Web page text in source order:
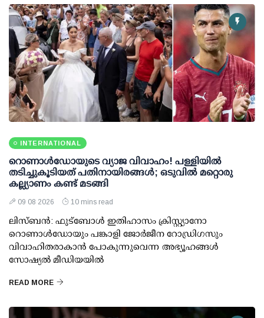
INTERNATIONAL
റൊണാള്‍ഡോയുടെ വ്യാജ വിവാഹം! പള്ളിയില്‍
തടിച്ചുകൂടിയത് പതിനായിരങ്ങള്‍; ഒടുവില്‍ മറ്റൊരു
കല്ല്യാണം കണ്ട് മടങ്ങി
09 08 2026 10 mins read
ലിസ്ബന്‍: ഫുട്‌ബോള്‍ ഇതിഹാസം ക്രിസ്റ്റ്യാനോ
റൊണാള്‍ഡോയും പങ്കാളി ജോര്‍ജീന റോഡ്രിഗസും
വിവാഹിതരാകാന്‍ പോകുന്നുവെന്ന അഭ്യൂഹങ്ങള്‍
സോഷ്യല്‍ മീഡിയയില്‍
READ MORE